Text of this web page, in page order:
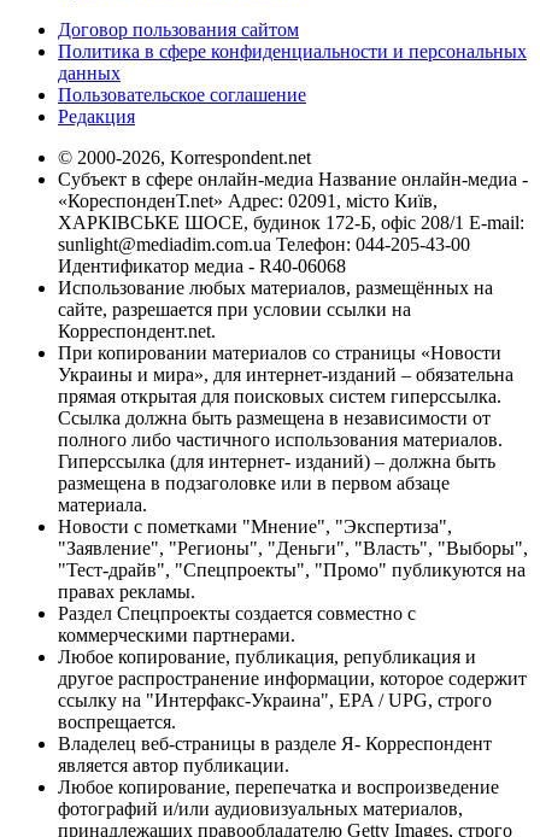
Договор пользования сайтом
Политика в сфере конфиденциальности и персональных
данных
Пользовательское соглашение
Редакция
© 2000-2026, Korrespondent.net
Субъект в сфере онлайн-медиа Название онлайн-медиа -
«КореспонденТ.net» Адрес: 02091, місто Київ,
ХАРКІВСЬКЕ ШОСЕ, будинок 172-Б, офіс 208/1 E-mail:
sunlight@mediadim.com.ua Телефон: 044-205-43-00
Идентификатор медиа - R40-06068
Использование любых материалов, размещённых на
сайте, разрешается при условии ссылки на
Корреспондент.net.
При копировании материалов со страницы «Новости
Украины и мира», для интернет-изданий – обязательна
прямая открытая для поисковых систем гиперссылка.
Ссылка должна быть размещена в независимости от
полного либо частичного использования материалов.
Гиперссылка (для интернет- изданий) – должна быть
размещена в подзаголовке или в первом абзаце
материала.
Новости с пометками "Мнение", "Экспертиза",
"Заявление", "Регионы", "Деньги", "Власть", "Выборы",
"Тест-драйв", "Спецпроекты", "Промо" публикуются на
правах рекламы.
Раздел Спецпроекты создается совместно с
коммерческими партнерами.
Любое копирование, публикация, републикация и
другое распространение информации, которое содержит
ссылку на "Интерфакс-Украина", EPA / UPG, строго
воспрещается.
Владелец веб-страницы в разделе Я- Корреспондент
является автор публикации.
Любое копирование, перепечатка и воспроизведение
фотографий и/или аудиовизуальных материалов,
принадлежащих правообладателю Getty Images, строго